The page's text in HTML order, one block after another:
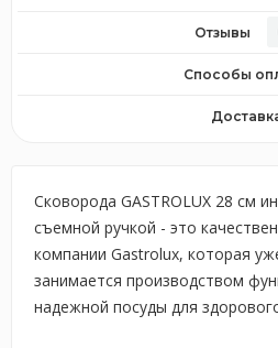
Отзывы
Способы
Сковорода GASTROLUX 28 см
съемной ручкой - это
компании Gastrolux, которая
занимается производством
надежной посуды для